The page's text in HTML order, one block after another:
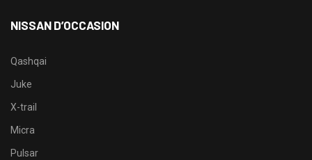
NISSAN D’OCCASION
Qashqai
Juke
X-trail
Micra
Pulsar